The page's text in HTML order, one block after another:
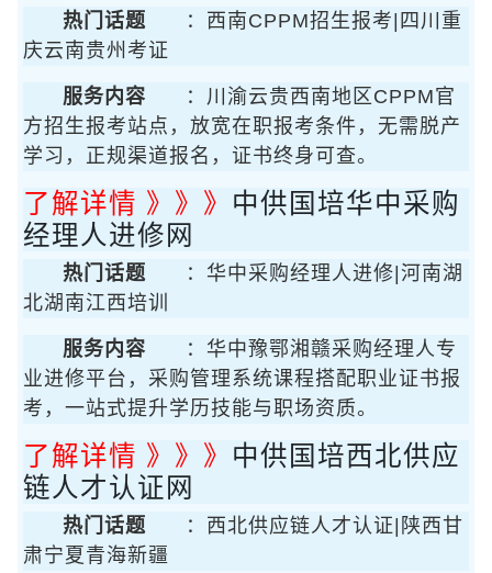
热门话题
：西南CPPM招生报考|四川重
庆云南贵州考证
服务内容
：川渝云贵西南地区CPPM官
方招生报考站点，放宽在职报考条件，无需脱产
学习，正规渠道报名，证书终身可查。
了解详情 》》》 中供国培华中采购
经理人进修网
热门话题
：华中采购经理人进修|河南湖
北湖南江西培训
服务内容
：华中豫鄂湘赣采购经理人专
业进修平台，采购管理系统课程搭配职业证书报
考，一站式提升学历技能与职场资质。
了解详情 》》》 中供国培西北供应
链人才认证网
热门话题
：西北供应链人才认证|陕西甘
肃宁夏青海新疆